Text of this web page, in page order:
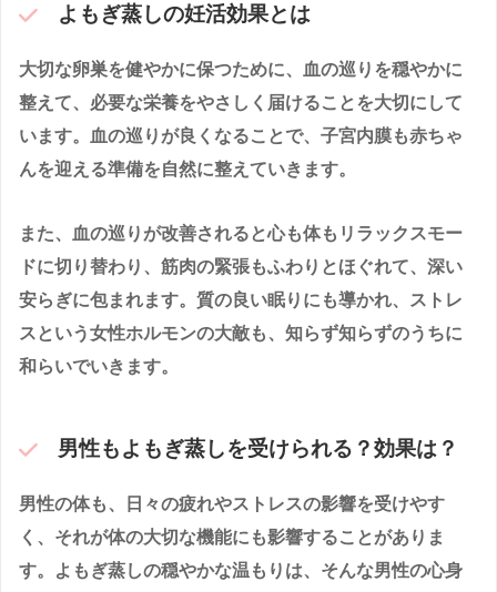
よもぎ蒸しの妊活効果とは
大切な卵巣を健やかに保つために、血の巡りを穏やかに
整えて、必要な栄養をやさしく届けることを大切にして
います。血の巡りが良くなることで、子宮内膜も赤ちゃ
んを迎える準備を自然に整えていきます。
また、血の巡りが改善されると心も体もリラックスモー
ドに切り替わり、筋肉の緊張もふわりとほぐれて、深い
安らぎに包まれます。質の良い眠りにも導かれ、ストレ
スという女性ホルモンの大敵も、知らず知らずのうちに
和らいでいきます。
男性もよもぎ蒸しを受けられる？効果は？
男性の体も、日々の疲れやストレスの影響を受けやす
く、それが体の大切な機能にも影響することがありま
す。よもぎ蒸しの穏やかな温もりは、そんな男性の心身